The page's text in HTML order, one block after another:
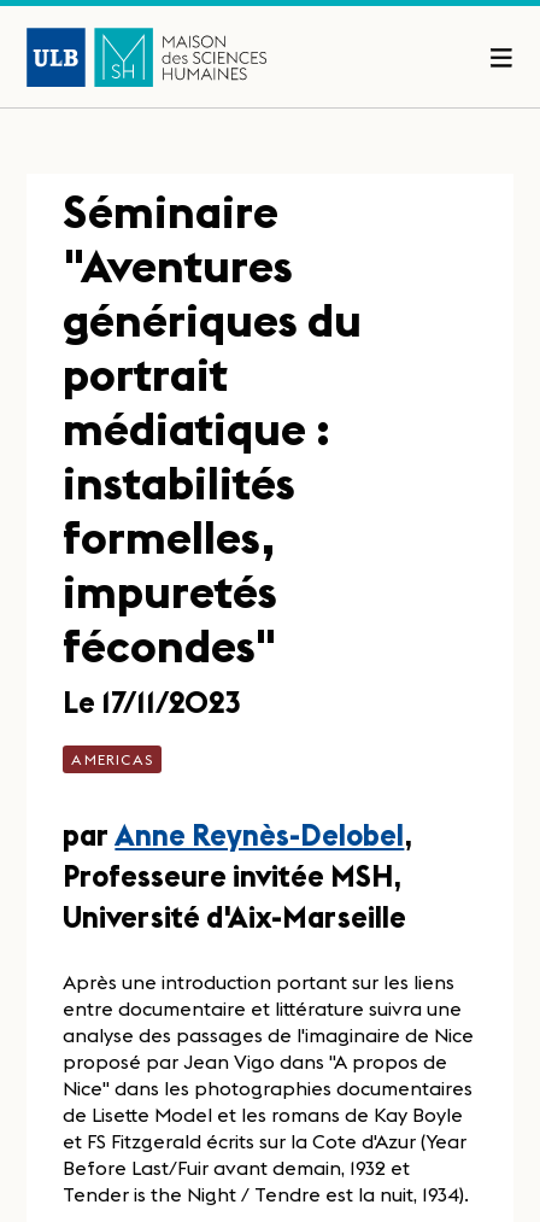
Séminaire
"Aventures
génériques du
portrait
médiatique :
instabilités
formelles,
impuretés
fécondes"
Le 17/11/2023
AMERICAS
parAnne Reynès-Delobel,
Professeure invitée MSH,
Université d'Aix-Marseille
Après une introduction portant sur les liens
entre documentaire et littérature suivra une
analyse des passages de l'imaginaire de Nice
proposé par Jean Vigo dans "A propos de
Nice" dans les photographies documentaires
de Lisette Model et les romans de Kay Boyle
et FS Fitzgerald écrits sur la Cote d'Azur (Year
Before Last/Fuir avant demain, 1932 et
Tender is the Night / Tendre est la nuit, 1934).